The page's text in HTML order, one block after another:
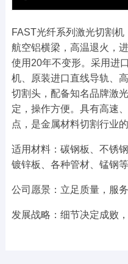
FAST光纤系列激光切割机
航空铝横梁，高温退火，
使用20年不变形。采用进
机、原装进口直线导轨、
切割头，配备知名品牌激
定，操作方便。具有高速
点，是金属材料切割行业
适用材料：碳钢板、不锈
镀锌板、各种管材、锰钢
公司愿景：立足质量，服
发展战略：细节决定成败